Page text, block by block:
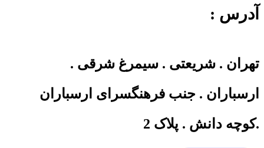
آدرس :
تهران . شریعتی . سیمرغ شرقی .
ارسباران . جنب فرهنگسرای ارسباران
.کوچه دانش . پلاک 2